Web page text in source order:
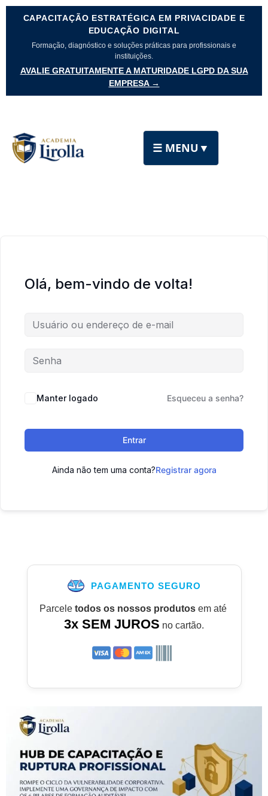
CAPACITAÇÃO ESTRATÉGICA EM PRIVACIDADE E
EDUCAÇÃO DIGITAL
Formação, diagnóstico e soluções práticas para profissionais e
instituições.
AVALIE GRATUITAMENTE A MATURIDADE LGPD DA SUA
EMPRESA →
☰ MENU ▼
Olá, bem-vindo de volta!
Manter logado Esqueceu a senha?
Entrar
Ainda não tem uma conta?Registrar agora
PAGAMENTO SEGURO
Parcele todos os nossos produtosem até
3x SEM JUROS no cartão.